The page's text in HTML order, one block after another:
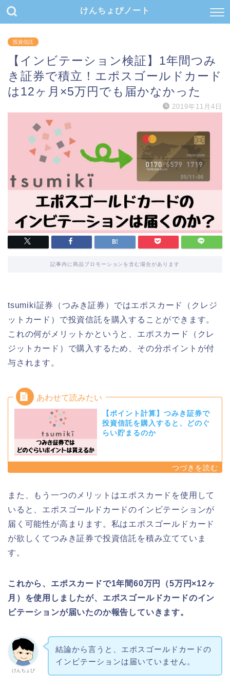
けんちょぴノート
投資信託
【インビテーション検証】1年間つみ
き証券で積立！エポスゴールドカード
は12ヶ月×5万円でも届かなかった
2019年11月4日
記事内に商品プロモーションを含む場合があります
tsumiki証券（つみき証券）ではエポスカード（クレジ
ットカード）で投資信託を購入することができます。
これの何がメリットかというと、エポスカード（クレ
ジットカード）で購入するため、その分ポイントが付
与されます。
【ポイント計算】つみき証券で
投資信託を購入すると、どのぐ
らい貯まるのか
また、もう一つのメリットはエポスカードを使用して
いると、エポスゴールドカードのインビテーションが
届く可能性が高まります。私はエポスゴールドカード
が欲しくてつみき証券で投資信託を積み立てていま
す。
これから、エポスカードで1年間60万円（5万円×12ヶ
月）を使用しましたが、エポスゴールドカードのイン
ビテーションが届いたのか報告していきます。
けんちょぴ
結論から言うと、エポスゴールドカードの
インビテーションは届いていません。